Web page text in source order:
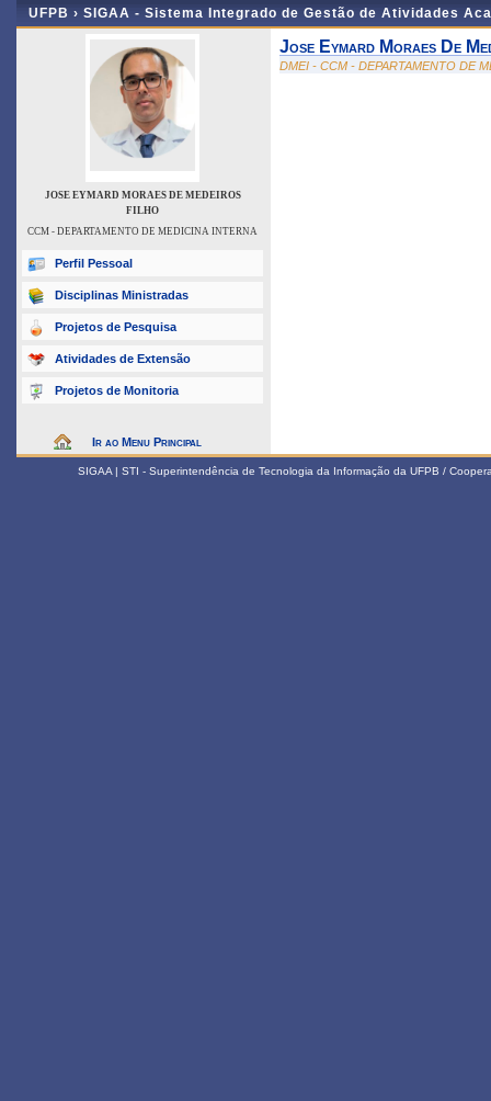
UFPB › SIGAA - Sistema Integrado de Gestão de Atividades
JOSE EYMARD MORAES DE MEDEIROS
FILHO
CCM - DEPARTAMENTO DE MEDICINA INTERNA
Perfil Pessoal
Disciplinas Ministradas
Projetos de Pesquisa
Atividades de Extensão
Projetos de Monitoria
Ir ao Menu Principal
Jose Eymard Moraes De
DMEI - CCM - DEPARTAMENTO DE
SIGAA | STI - Superintendência de Tecnologia da Informação da UFPB /